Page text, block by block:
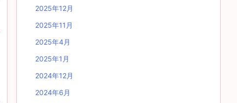
2025年12月
2025年11月
2025年4月
2025年1月
2024年12月
2024年6月